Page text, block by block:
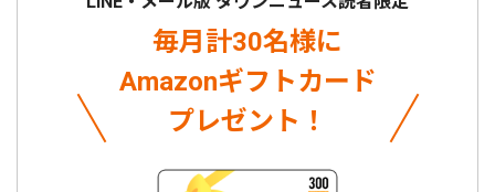
毎月計30名様に
Amazonギフトカード
プレゼント！